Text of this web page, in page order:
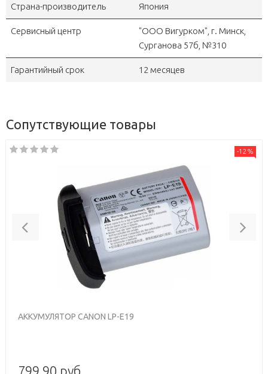
Страна-производитель Япония
Сервисный центр
"OOO Вигурком", г. Минск,
Сурганова 57б, №310
Гарантийный срок 12 месяцев
Сопутствующие товары
Previous
-12%
АККУМУЛЯТОР CANON LP-E19
799,90 руб.